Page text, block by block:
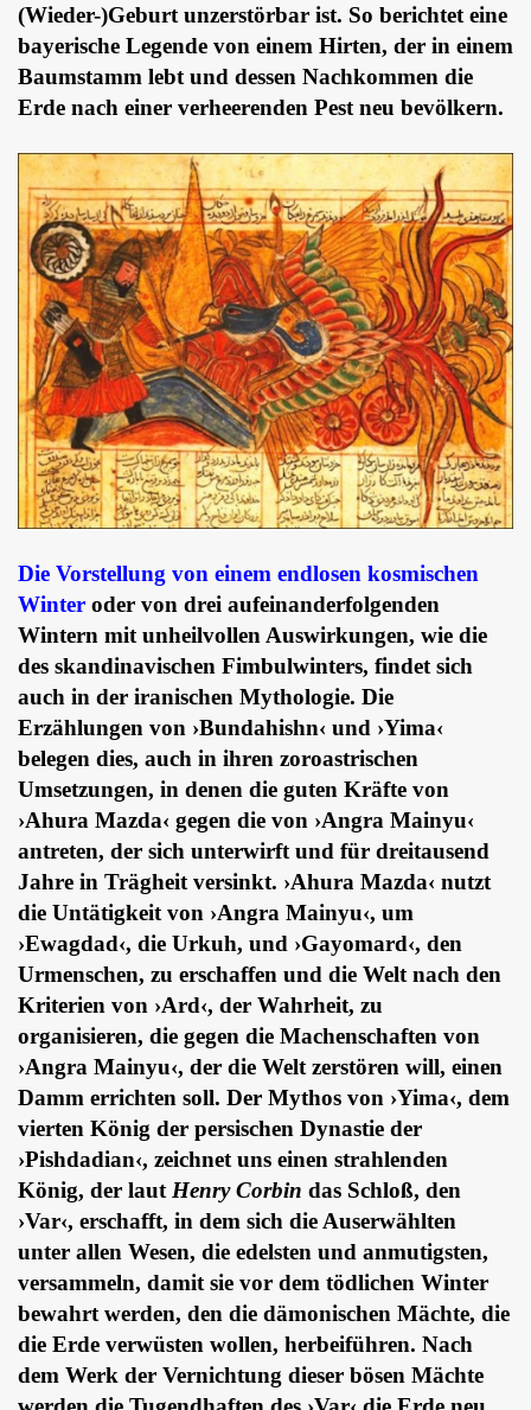
(Wieder-)Geburt unzerstörbar ist. So berichtet eine
bayerische Legende von einem Hirten, der in einem
Baumstamm lebt und dessen Nachkommen die
Erde nach einer verheerenden Pest neu bevölkern.
Die Vorstellung von einem endlosen kosmischen
Winter oder von drei aufeinanderfolgenden
Wintern mit unheilvollen Auswirkungen, wie die
des skandinavischen Fimbulwinters, findet sich
auch in der iranischen Mythologie. Die
Erzählungen von ›Bundahishn‹ und ›Yima‹
belegen dies, auch in ihren zoroastrischen
Umsetzungen, in denen die guten Kräfte von
›Ahura Mazda‹ gegen die von ›Angra Mainyu‹
antreten, der sich unterwirft und für dreitausend
Jahre in Trägheit versinkt. ›Ahura Mazda‹ nutzt
die Untätigkeit von ›Angra Mainyu‹, um
›Ewagdad‹, die Urkuh, und ›Gayomard‹, den
Urmenschen, zu erschaffen und die Welt nach den
Kriterien von ›Ard‹, der Wahrheit, zu
organisieren, die gegen die Machenschaften von
›Angra Mainyu‹, der die Welt zerstören will, einen
Damm errichten soll. Der Mythos von ›Yima‹, dem
vierten König der persischen Dynastie der
›Pishdadian‹, zeichnet uns einen strahlenden
König, der lautHenry Corbin das Schloß, den
›Var‹, erschafft, in dem sich die Auserwählten
unter allen Wesen, die edelsten und anmutigsten,
versammeln, damit sie vor dem tödlichen Winter
bewahrt werden, den die dämonischen Mächte, die
die Erde verwüsten wollen, herbeiführen. Nach
dem Werk der Vernichtung dieser bösen Mächte